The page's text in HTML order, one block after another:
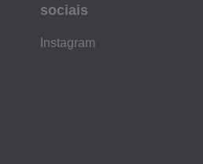
sociais
Instagram